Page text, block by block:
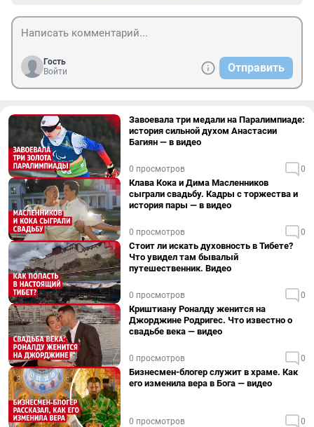
Гость
Войти
Отправить
Завоевала три медали на Паралимпиаде:
история сильной духом Анастасии
Багиян — в видео
0 просмотров 0
Клава Кока и Дима Масленников
сыграли свадьбу. Кадры с торжества и
история пары — в видео
0 просмотров 0
Стоит ли искать духовность в Тибете?
Что увидел там бывалый
путешественник. Видео
0 просмотров 0
Криштиану Роналду женится на
Джорджине Родригес. Что известно о
свадьбе века — видео
0 просмотров 0
Бизнесмен-блогер служит в храме. Как
его изменила вера в Бога — видео
0 просмотров 0